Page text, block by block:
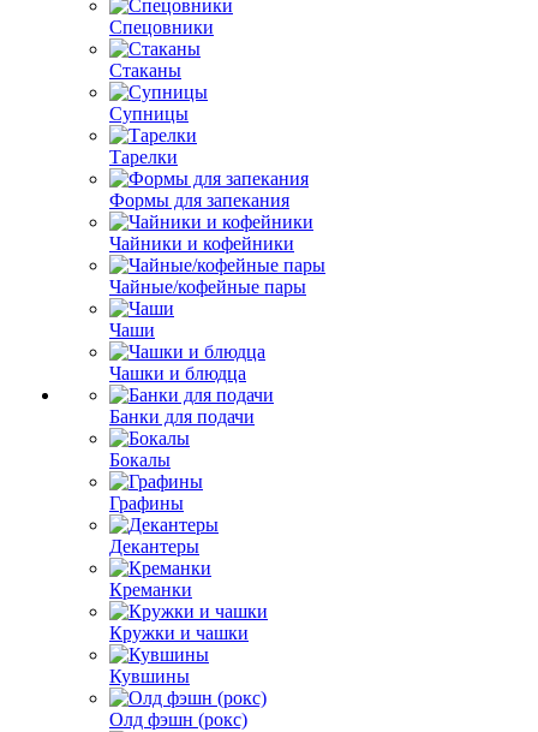
Спецовники
Стаканы
Супницы
Тарелки
Формы для запекания
Чайники и кофейники
Чайные/кофейные пары
Чаши
Чашки и блюдца
Банки для подачи
Бокалы
Графины
Декантеры
Креманки
Кружки и чашки
Кувшины
Олд фэшн (рокс)